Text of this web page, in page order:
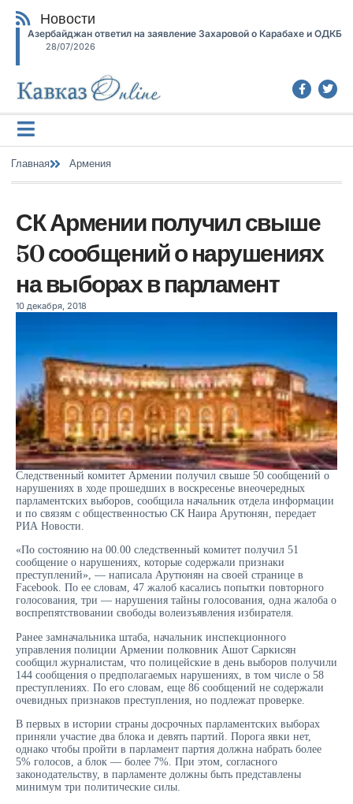
Новости
Азербайджан ответил на заявление Захаровой о Карабахе и ОДКБ
28/07/2026
Главная Армения
СК Армении получил свыше
50 сообщений о нарушениях
на выборах в парламент
10 декабря, 2018
Следственный комитет Армении получил свыше 50 сообщений о
нарушениях в ходе прошедших в воскресенье внеочередных
парламентских выборов, сообщила начальник отдела информации
и по связям с общественностью СК Наира Арутюнян, передает
РИА Новости.
«По состоянию на 00.00 следственный комитет получил 51
сообщение о нарушениях, которые содержали признаки
преступлений», — написала Арутюнян на своей странице в
Facebook. По ее словам, 47 жалоб касались попытки повторного
голосования, три — нарушения тайны голосования, одна жалоба о
воспрепятствовании свободы волеизъявления избирателя.
Ранее замначальника штаба, начальник инспекционного
управления полиции Армении полковник Ашот Саркисян
сообщил журналистам, что полицейские в день выборов получили
144 сообщения о предполагаемых нарушениях, в том числе о 58
преступлениях. По его словам, еще 86 сообщений не содержали
очевидных признаков преступления, но подлежат проверке.
В первых в истории страны досрочных парламентских выборах
приняли участие два блока и девять партий. Порога явки нет,
однако чтобы пройти в парламент партия должна набрать более
5% голосов, а блок — более 7%. При этом, согласного
законодательству, в парламенте должны быть представлены
минимум три политические силы.